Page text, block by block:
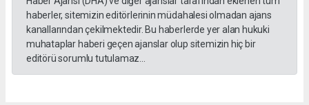
haberler, sitemizin editörlerinin müdahalesi olmadan ajans
kanallarından çekilmektedir. Bu haberlerde yer alan hukuki
muhataplar haberi geçen ajanslar olup sitemizin hiç bir
editörü sorumlu tutulamaz...